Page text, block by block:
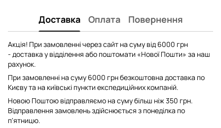
Доставка Оплата Повернення
Акція! При замовленні через сайт на суму від 6000 грн
- доставка у відділення або поштомати «Нової Пошти» за наш
рахунок.
При замовленні на суму 6000 грн безкоштовна доставка по
Києву та на київські пункти експедиційних компаній.
Новою Поштою відправляємо на суму більш ніж 350 грн.
Відправлення замовлень здійснюється з понеділка по
п'ятницю.